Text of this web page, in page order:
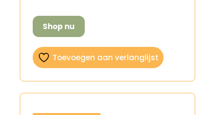
Shop nu
Toevoegen aan verlanglijst